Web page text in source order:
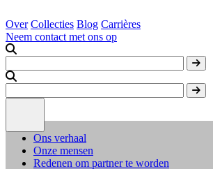
Over Collecties Blog Carrières
Neem contact met ons op
Ons verhaal
Onze mensen
Redenen om partner te worden